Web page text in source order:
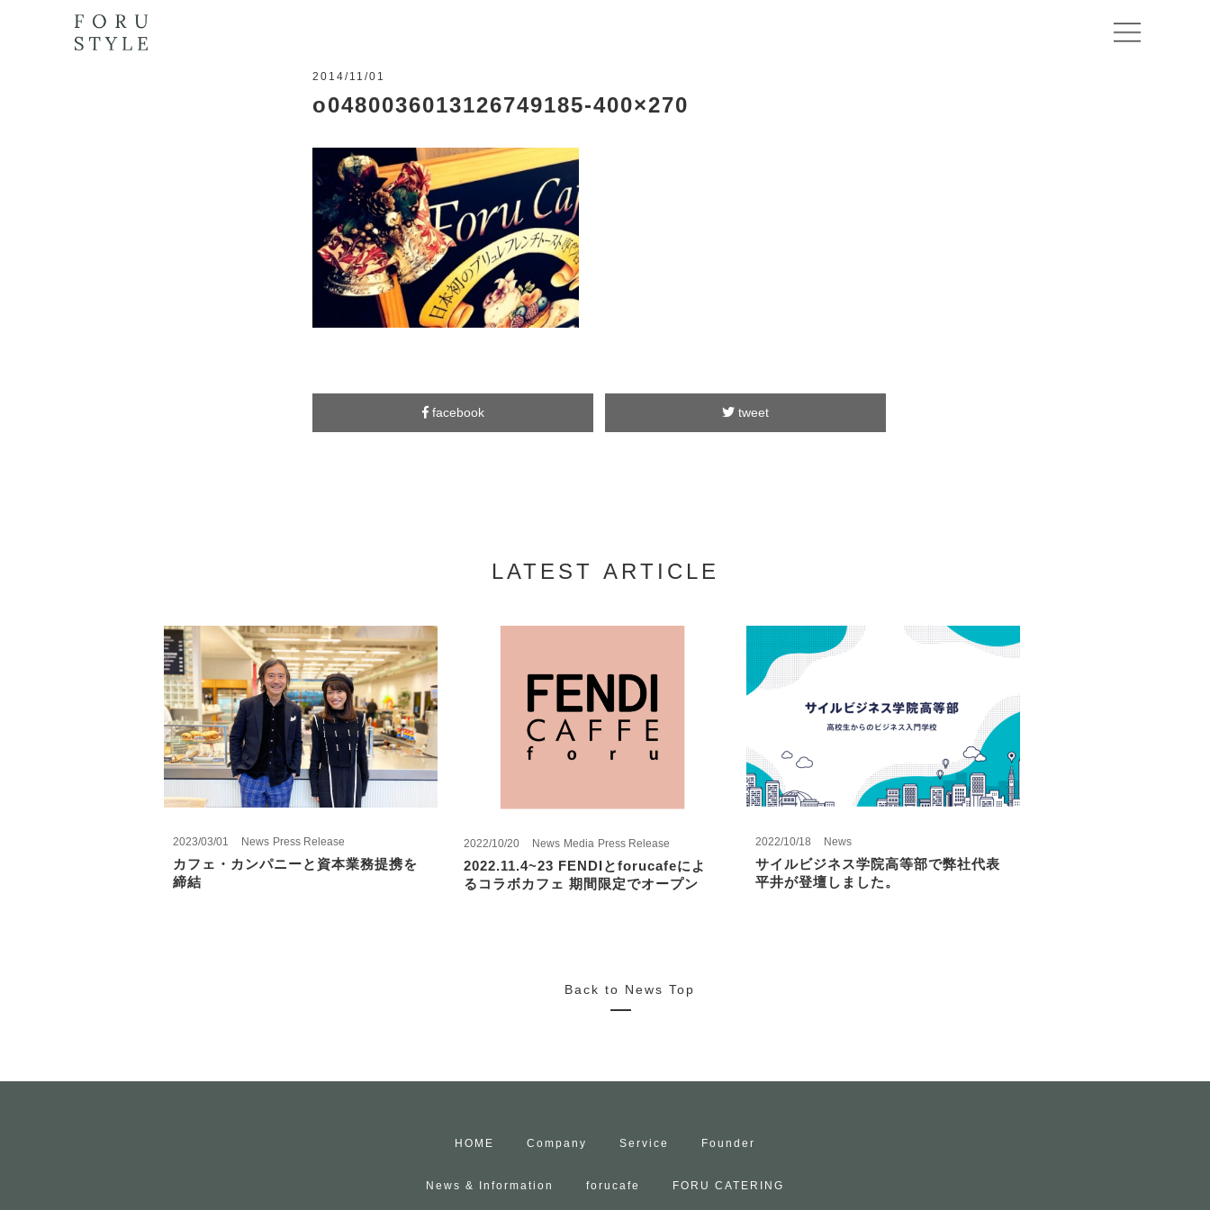
2014/11/01
o0480036013126749185-400×270
facebook tweet
LATEST ARTICLE
2023/03/01 News Press Release
カフェ・カンパニーと資本業務提携を
締結
2022/10/20 News Media Press Release
2022.11.4~23 FENDIとforucafeによ
るコラボカフェ 期間限定でオープン
2022/10/18 News
サイルビジネス学院高等部で弊社代表
平井が登壇しました。
Back to News Top
HOME Company Service Founder
News & Information forucafe FORU CATERING